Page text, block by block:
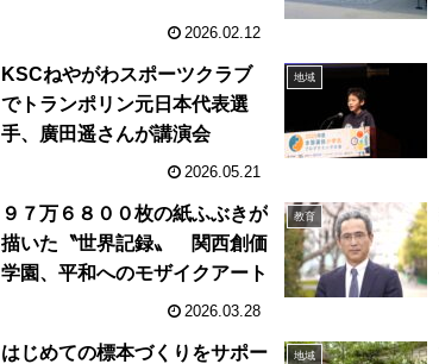
2026.02.12
KSCねやがわスポーツクラブ
でトランポリン元日本代表選
手、廣田遥さんが講演会
2026.05.21
地域
９７万６８００枚の紙ふぶきが
描いた〝世界記録〟 関西創価
学園、平和へのモザイクアート
2026.03.28
教育
はじめての標本づくりをサポー
地域